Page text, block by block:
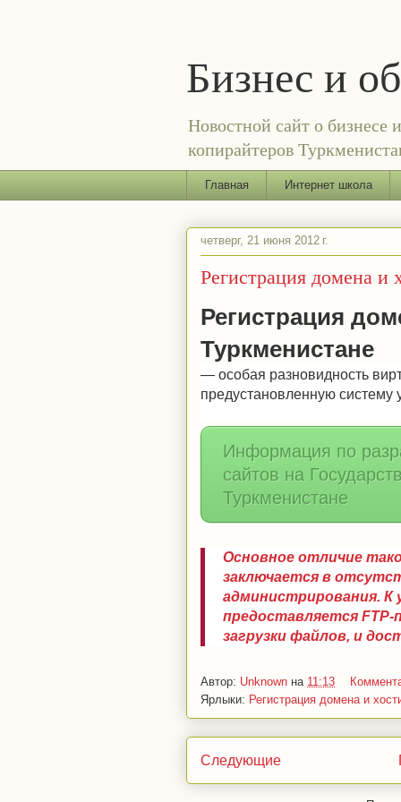
Бизнес и
Новостной сайт о бизнесе
копирайтеров
Главная Интернет школа
четверг, 21 июня 2012 г.
Регистрация домена и
Регистрация
Туркменистане
— особая разновидность
предустановленную систему
Информация по
сайтов на
Туркменистане
Основное отличие
заключается в
администрирования. К
предоставляется FTP-
загрузки файлов, и
Автор: Unknown на 11:13
Ярлыки: Регистрация домена и
Следующие